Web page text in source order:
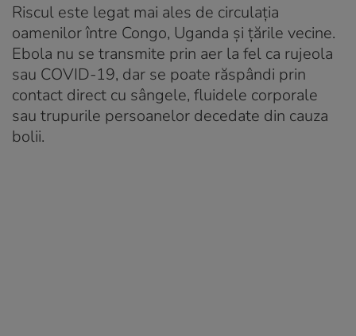
Riscul este legat mai ales de circulația
oamenilor între Congo, Uganda și țările vecine.
Ebola nu se transmite prin aer la fel ca rujeola
sau COVID-19, dar se poate răspândi prin
contact direct cu sângele, fluidele corporale
sau trupurile persoanelor decedate din cauza
bolii.